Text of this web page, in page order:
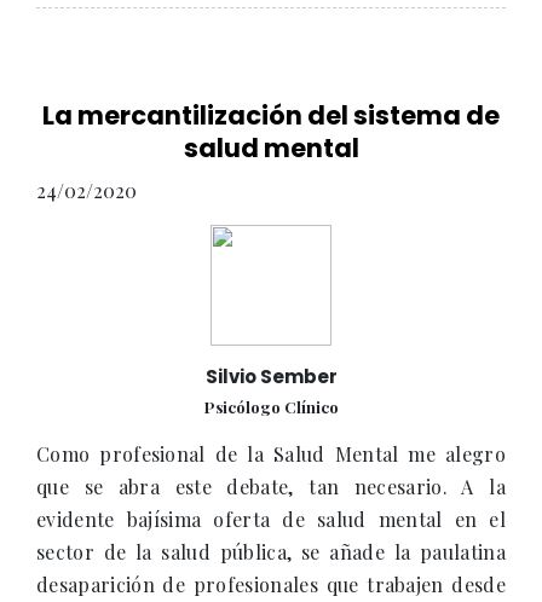
La mercantilización del sistema de
salud mental
24/02/2020
Silvio Sember
Psicólogo Clínico
Como profesional de la Salud Mental me alegro
que se abra este debate, tan necesario. A la
evidente bajísima oferta de salud mental en el
sector de la salud pública, se añade la paulatina
desaparición de profesionales que trabajen desde